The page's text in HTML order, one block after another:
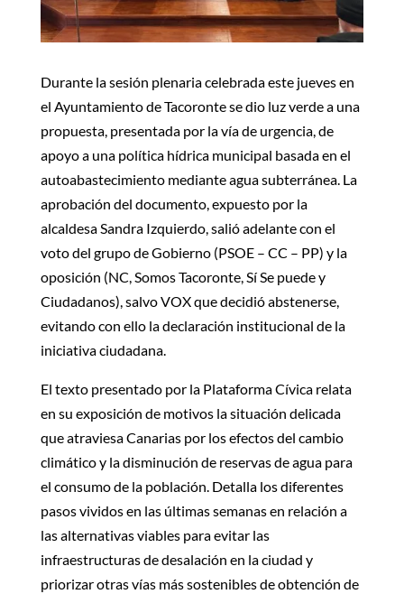
Durante la sesión plenaria celebrada este jueves en
el Ayuntamiento de Tacoronte se dio luz verde a una
propuesta, presentada por la vía de urgencia, de
apoyo a una política hídrica municipal basada en el
autoabastecimiento mediante agua subterránea. La
aprobación del documento, expuesto por la
alcaldesa Sandra Izquierdo, salió adelante con el
voto del grupo de Gobierno (PSOE – CC – PP) y la
oposición (NC, Somos Tacoronte, Sí Se puede y
Ciudadanos), salvo VOX que decidió abstenerse,
evitando con ello la declaración institucional de la
iniciativa ciudadana.
El texto presentado por la Plataforma Cívica relata
en su exposición de motivos la situación delicada
que atraviesa Canarias por los efectos del cambio
climático y la disminución de reservas de agua para
el consumo de la población. Detalla los diferentes
pasos vividos en las últimas semanas en relación a
las alternativas viables para evitar las
infraestructuras de desalación en la ciudad y
priorizar otras vías más sostenibles de obtención de